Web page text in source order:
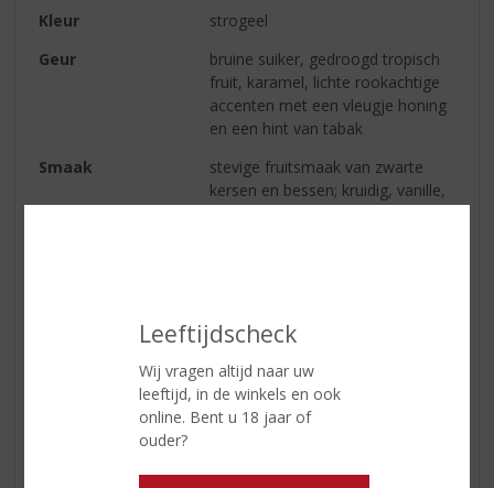
Leeftijdscheck
Wij vragen altijd naar uw
leeftijd, in de winkels en ook
online. Bent u 18 jaar of
ouder?
Kleur
strogeel
Geur
bruine suiker, gedroogd tropisch
fruit, karamel, lichte rookachtige
accenten met een vleugje honing
en een hint van tabak
Smaak
stevige fruitsmaak van zwarte
kersen en bessen; kruidig, vanille,
een vergelijkbare jonge rum
Reviews